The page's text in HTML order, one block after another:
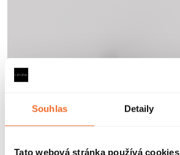
Souhlas Detaily
Tato webová stránka používá cookies